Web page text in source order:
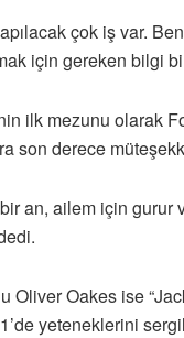
çok iş var.
için gereken bilgi
ilk mezunu olarak
son derece
an, ailem için gurur
Oliver Oakes ise
yeteneklerini